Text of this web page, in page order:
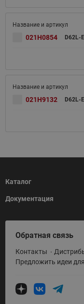
021H0854 D62L-
021H9132 D62L-
Каталог
Тепловая автоматика
Холодильная техника
Приводная техника
Промышленная
Теплообменное
Документация
HeatPlatform (Тепловая
Полезные программы и
Условия поставки
Обратная связь
Контакты
Предложить идеи